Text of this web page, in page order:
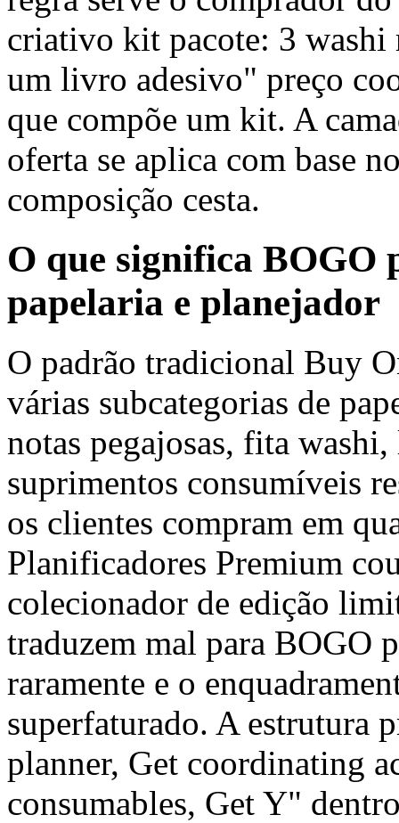
criativo kit pacote: 3 washi
um livro adesivo" preço
que compõe um kit. A
oferta se aplica com base
composição cesta.
O que significa BOGO
papelaria e planejador
O padrão tradicional Buy
várias subcategorias de
notas pegajosas, fita
suprimentos consumíveis
os clientes compram em
Planificadores Premium
colecionador de edição
traduzem mal para BOGO
raramente e o
superfaturado. A estrutura
planner, Get coordinating
consumables, Get Y"